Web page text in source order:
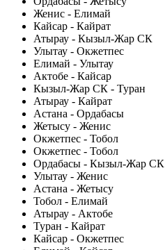
Женис - Елимай
Кайсар - Кайрат
Атырау - Кызыл-Жар СК
Улытау - Окжетпес
Елимай - Улытау
Актобе - Кайсар
Кызыл-Жар СК - Туран
Атырау - Кайрат
Астана - Ордабасы
Жетысу - Женис
Окжетпес - Тобол
Окжетпес - Тобол
Ордабасы - Кызыл-Жар СК
Улытау - Женис
Астана - Жетысу
Тобол - Елимай
Атырау - Актобе
Туран - Кайрат
Кайсар - Окжетпес